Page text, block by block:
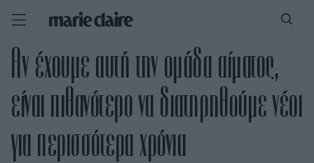
Αν έχουμε αυτή την ομάδα αίματος,
είναι πιθανότερο να διατηρηθούμε νέοι
για περισσότερα χρόνια